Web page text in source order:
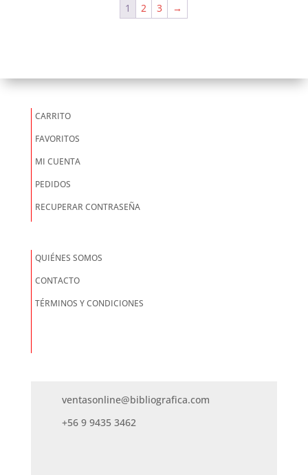
1 2 3 →
CARRITO
FAVORITOS
MI CUENTA
PEDIDOS
RECUPERAR CONTRASEÑA
QUIÉNES SOMOS
CONTACTO
TÉRMINOS Y CONDICIONES
ventasonline@bibliografica.com
+56 9 9435 3462